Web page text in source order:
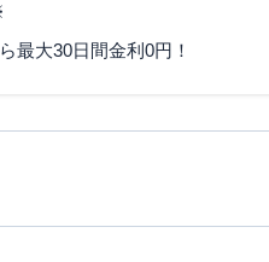
最大30日間金利0円！